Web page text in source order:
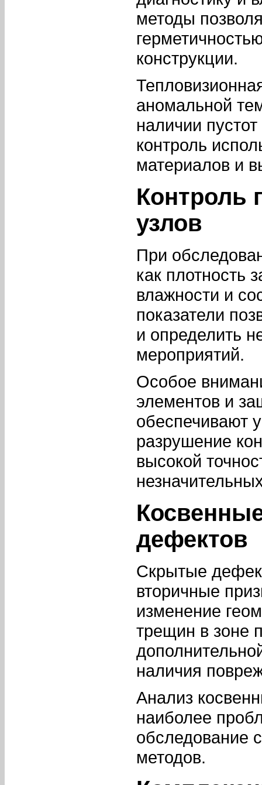
методы
конструкции.
аномальной
наличии
контроль
материалов и
Контроль
узлов
При
как плотность
влажности и
показатели
и определить
мероприятий.
Особое
элементов и
обеспечивают
разрушение
высокой
дефектов
Скрытые
вторичные
изменение
трещин в зоне
наличия
Анализ
наиболее
обследование
методов.